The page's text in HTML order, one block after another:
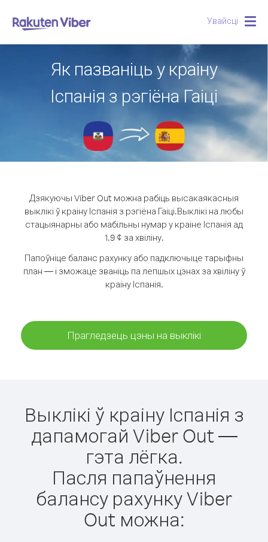
Увайсці
Як пазваніць у краіну
Іспанія з рэгіёна Гаіці
Дзякуючы Viber Out можна рабіць высакаякасныя
выклікі ў краіну Іспанія з рэгіёна Гаіці.Выклікі на любы
стацыянарны або мабільны нумар у краіне Іспанія ад
1.9 ¢ за хвіліну.
Папоўніце баланс рахунку або падключыце тарыфны
план — і зможаце званіць па лепшых цэнах за хвіліну ў
краіну Іспанія.
Прагледзець цэны на выклікі
Выклікі ў краіну Іспанія з
дапамогай Viber Out —
гэта лёгка.
Пасля папаўнення
балансу рахунку Viber
Out можна: